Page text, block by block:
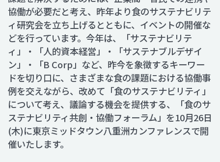
協働が必要だと考え、昨年より食のサステナビリテ
ィ研究会を立ち上げるとともに、イベントの開催な
どを行っています。今年は、「サステナビリテ
ィ」・「人的資本経営」・「サステナブルデザイ
ン」・「B Corp」など、昨今を象徴するキーワー
ドを切り口に、さまざまな食の課題における協働事
例を交えながら、改めて「食のサステナビリティ」
について考え、議論する機会を提供する、「食のサ
ステナビリティ共創・協働フォーラム」を10月26日
(木)に東京ミッドタウン八重洲カンファレンスで開
催いたします。